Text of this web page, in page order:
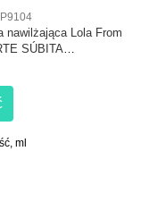
nawilżająca Lola From
SÚBITA
250 g
ml